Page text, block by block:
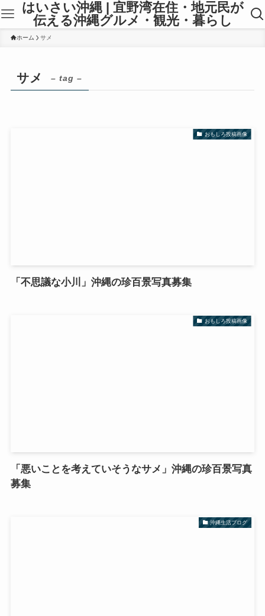
はいさい沖縄 | 宜野湾在住・地元民が
伝える沖縄グルメ・観光・暮らし
ホーム サメ
サメ – tag –
おもしろ投稿画像
「不思議な小川」沖縄の珍百景写真募集
おもしろ投稿画像
「悪いことを考えていそうなサメ」沖縄の珍百景写真
募集
沖縄生活ブログ